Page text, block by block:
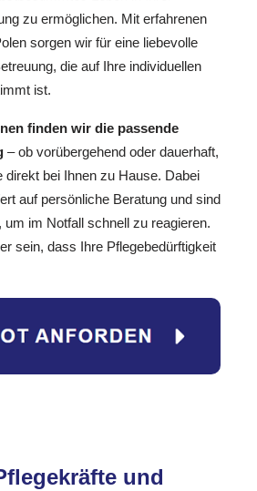
zu ermöglichen. Mit erfahrenen
sorgen wir für eine liebevolle
die auf Ihre individuellen
ist.
finden wir die passende
– ob vorübergehend oder dauerhaft,
direkt bei Ihnen zu Hause. Dabei
auf persönliche Beratung und sind
um im Notfall schnell zu reagieren.
sein, dass Ihre Pflegebedürftigkeit
und